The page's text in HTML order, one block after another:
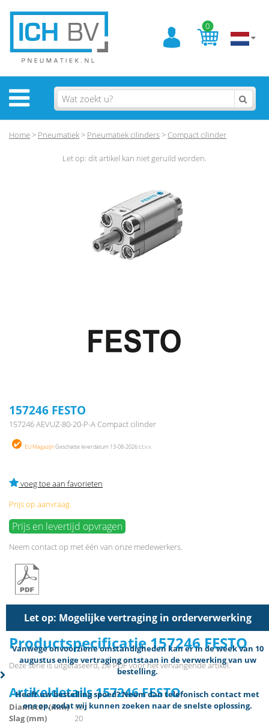
0
Let op: Mogelijke vertraging in orderverwerking
Vanwege onvoorziene omstandigheden kan er in de week van 10
augustus enige vertraging ontstaan in de verwerking van uw
bestelling.
Heeft uw bestelling spoed? Neem dan telefonisch contact met
ons op, zodat wij kunnen zoeken naar de snelste oplossing.
Home> Pneumatiek> Pneumatiek cilinders> Compact cilinder
Let op: dit artikel kan niet geruild worden.
157246 FESTO
157246 AEVUZ-80-20-P-A Compact cilinder
EU MagazijnGeschatte leverdatum 13-08-2026 t.t.v.v.
voeg toe aan favorieten
Prijs op aanvraag.
Prijs en levertijd opvragen
Neemcontactop met één van onze medewerkers.
Productspecificatie 157246 FESTO
Deze serie is uitgefaseerd, zie PDF voor het vervangende artikel.
Artikeldetails 157246 FESTO
Diameter (mm) 80
Slag (mm)
20